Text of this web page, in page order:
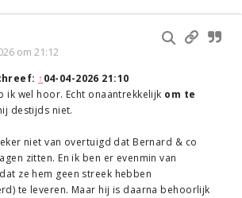
om 21:12
↑04-04-2026 21:10
ik wel hoor. Echt onaantrekkelijk om te
destijds niet.
niet van overtuigd dat Bernard & co
zitten. En ik ben er evenmin van
ze hem geen streek hebben
te leveren. Maar hij is daarna behoorlijk